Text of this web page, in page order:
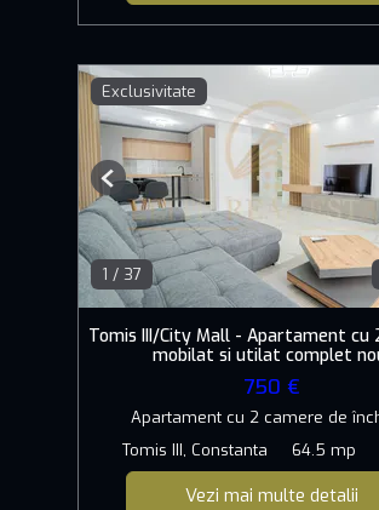
Exclusivitate
1 / 37
Previous
Tomis III/City Mall - Apartament cu
mobilat si utilat complet
750 €
Apartament cu 2 camere de
Tomis III, Constanta
64.5 mp
Vezi mai multe detalii